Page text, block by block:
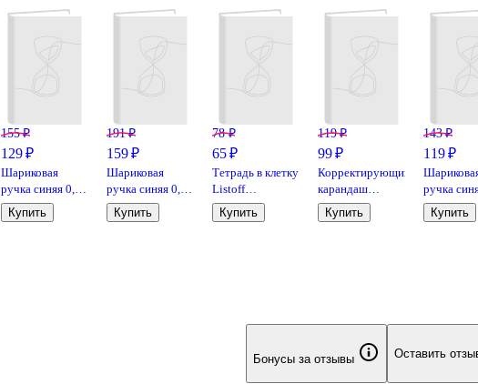
продумывает каждую деталь, чтобы ваша повседневная канцелярия была и
155 ₽
129 ₽
Шариковая
ручка синяя 0,5
мм, MC Gold,
MunHwa
Купить
191 ₽
159 ₽
Шариковая
ручка синяя 0,7
мм, BPS-GP-F L,
Pilot
Купить
78 ₽
65 ₽
Тетрадь в клетку
Listoff
«Классическая
серия» в
Купить
119 ₽
99 ₽
Корректирующий
карандаш
GoodMark, 8 мл,
металлический
Купить
143 ₽
119 ₽
ручка
0,5 мм,
Купить
Бонусы за отзывы Оставить